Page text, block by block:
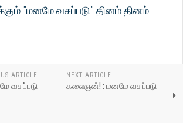
"மனமே வசப்படு" தினம் தினம்
ARTICLE
வசப்படு
NEXT ARTICLE
கலைஞன்! : மனமே வசப்படு